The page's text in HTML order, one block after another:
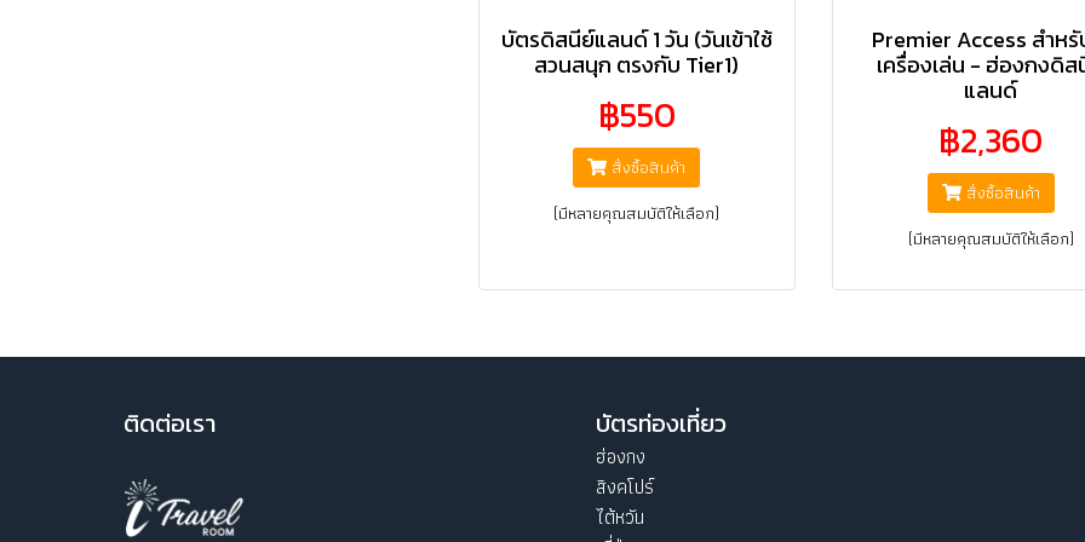
บัตรดิสนีย์แลนด์ 1 วัน (วันเข้าใช้
สวนสนุก ตรงกับ Tier1)
฿550
สั่งซื้อสินค้า
(มีหลายคุณสมบัติให้เลือก)
Premier Access สำห
เครื่องเล่น - ฮ่องกงดิ
แลนด์
฿2,360
สั่งซื้อสินค้า
(มีหลายคุณสมบัติให้เลือก)
ติดต่อเรา บัตรท่องเที่ยว
ฮ่องกง
สิงคโปร์
ไต้หวัน